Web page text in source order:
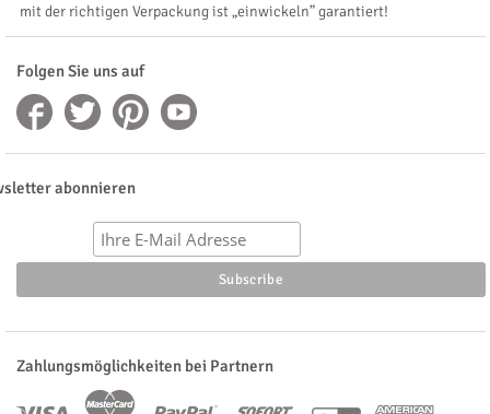
mit der richtigen Verpackung ist „einwickeln” garantiert!
Folgen Sie uns auf
abonnieren
Zahlungsmöglichkeiten bei Partnern